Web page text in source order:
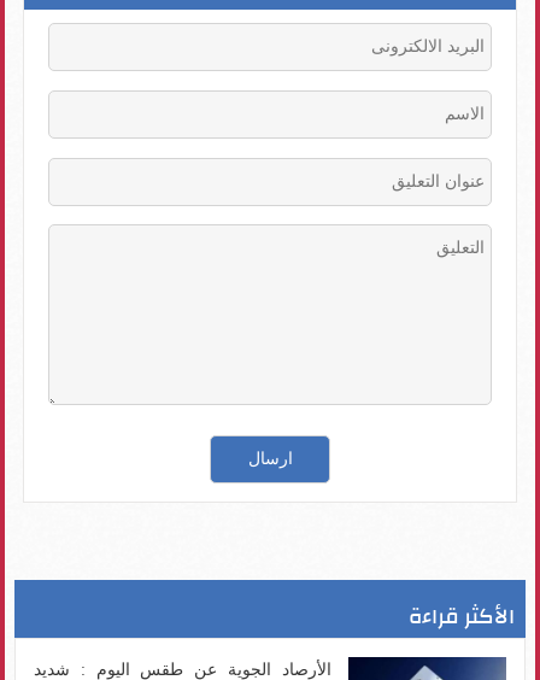
الأكثر قراءة
الأرصاد الجوية عن طقس اليوم : شديد